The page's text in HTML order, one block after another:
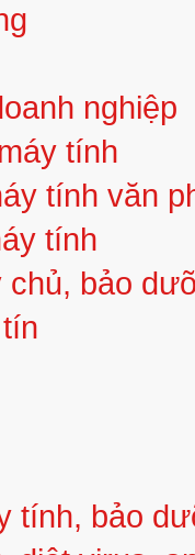
nghiệp
tính
tính văn
tính
chủ, bảo